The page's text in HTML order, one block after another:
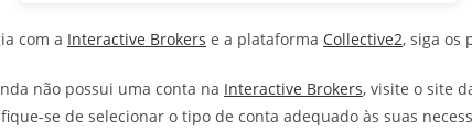
com a Interactive Brokers e a plataforma Collective2, siga os
não possui uma conta na Interactive Brokers, visite o site
se de selecionar o tipo de conta adequado às suas